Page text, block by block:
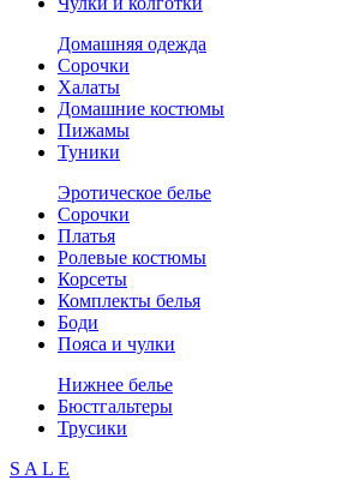
Домашняя одежда
Сорочки
Халаты
Домашние костюмы
Пижамы
Туники
Эротическое белье
Сорочки
Платья
Ролевые костюмы
Корсеты
Комплекты белья
Боди
Пояса и чулки
Нижнее белье
Бюстгальтеры
Трусики
S A L E